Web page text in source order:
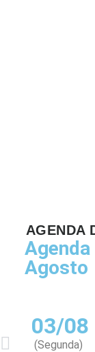
AGENDA
Agenda
Agosto
03/08
(Segunda)